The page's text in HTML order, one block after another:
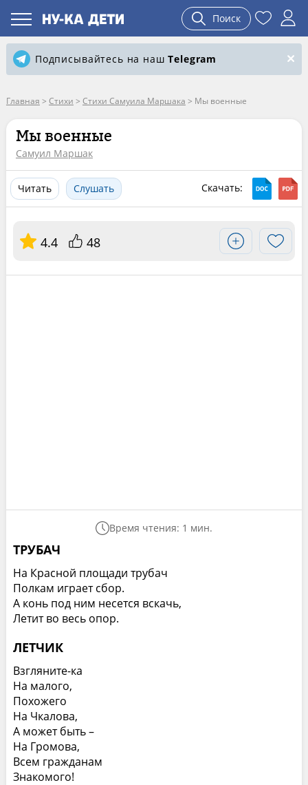
Поиск
Подписывайтесь на нашTelegram
Главная > Стихи > Стихи Самуила Маршака > Мы военные
Мы военные
Самуил Маршак
Читать Слушать Скачать:
4.4 48
Время чтения: 1 мин.
ТРУБАЧ
На Красной площади трубач
Полкам играет сбор.
А конь под ним несется вскачь,
Летит во весь опор.
ЛЕТЧИК
Взгляните-ка
На малого,
Похожего
На Чкалова,
А может быть –
На Громова,
Всем гражданам
Знакомого!